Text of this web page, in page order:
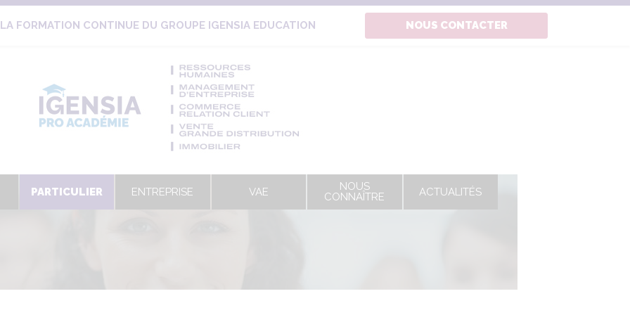
LA FORMATION CONTINUE DU GROUPE IGENSIA EDUCATION NOUS CONTACTER
PARTICULIER ENTREPRISE VAE
NOUS
CONNAÎTRE
ACTUALITÉS